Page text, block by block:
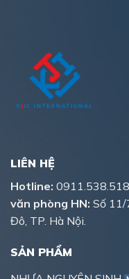
LIÊN HỆ
Hotline: 0911.538.518
văn phòng HN: Số
Đô, TP. Hà Nội.
SẢN PHẨM